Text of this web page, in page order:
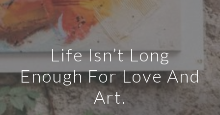
Life Isn’t Long
Enough For Love And
Art.